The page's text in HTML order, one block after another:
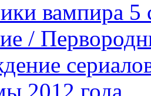
вампира 5
/